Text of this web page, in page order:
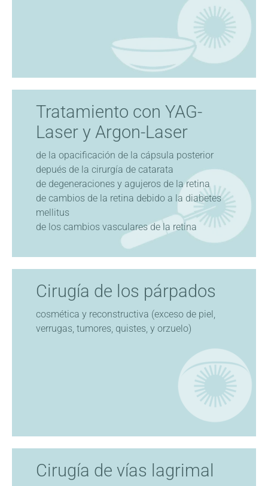
Tratamiento con YAG-
Laser y Argon-Laser
de la opacificación de la cápsula posterior
depués de la cirurgía de catarata
de degeneraciones y agujeros de la retina
de cambios de la retina debido a la diabetes
mellitus
de los cambios vasculares de la retina
Cirugía de los párpados
cosmética y reconstructiva (exceso de piel,
verrugas, tumores, quistes, y orzuelo)
Cirugía de vías lagrimal